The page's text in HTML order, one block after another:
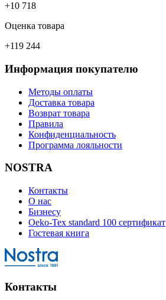
+10 718
Оценка товара
+119 244
Информация покупателю
Методы оплаты
Доставка товара
Возврат товара
Правила
Конфиденциальность
Программа лояльности
NOSTRA
Контакты
О нас
Бизнесу
Oeko-Tex standard 100 сертификат
Гостевая книга
Контакты